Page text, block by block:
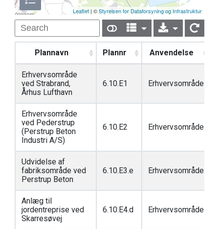
Leaflet | ©Styrelsen for Dataforsyning og Infrastruktur
Plannavn Plannr Anvendelse
Erhvervsområde
ved Strabrand,
Århus Lufthavn
6.10.E1 Erhvervsområde
Erhvervsområde
ved Pederstrup
(Perstrup Beton
Industri A/S)
6.10.E2 Erhvervsområde
Udvidelse af
fabriksområde ved
Perstrup Beton
6.10.E3.e Erhvervsområde
Anlæg til
jordentreprise ved
Skarresøvej
6.10.E4.d Erhvervsområde